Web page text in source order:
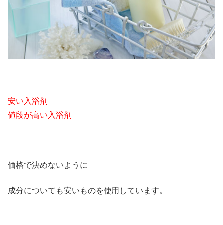
安い入浴剤
値段が高い入浴剤
価格で決めないように
成分についても安いものを使用しています。